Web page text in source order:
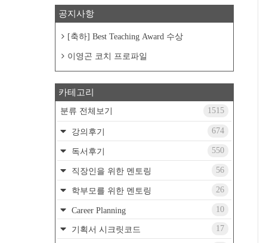
공지사항
[축하] Best Teaching Award 수상
이영곤 코치 프로파일
카테고리
분류 전체보기 1515
강의후기 674
독서후기 550
직장인을 위한 멘토링 56
학부모를 위한 멘토링 26
Career Planning 10
기획서 시크릿코드 17